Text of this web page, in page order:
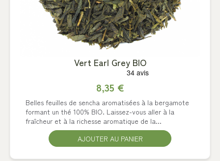
Vert Earl Grey BIO
8,35 €
Belles feuilles de sencha aromatisées à la bergamote
formant un thé 100% BIO. Laissez-vous aller à la
fraîcheur et à la richesse aromatique de la...
AJOUTER AU PANIER